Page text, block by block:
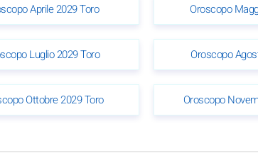
Aprile 2029 Toro Oroscopo
Luglio 2029 Toro Oroscopo
Ottobre 2029 Toro Oroscopo